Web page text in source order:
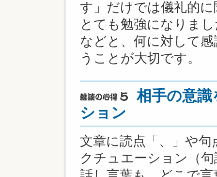
す」だけでは儀礼的
とても勉強になりま
などと、何に対して
うことが大切です。
相手の意
ション
文章に読点「、」や
クチュエーション（